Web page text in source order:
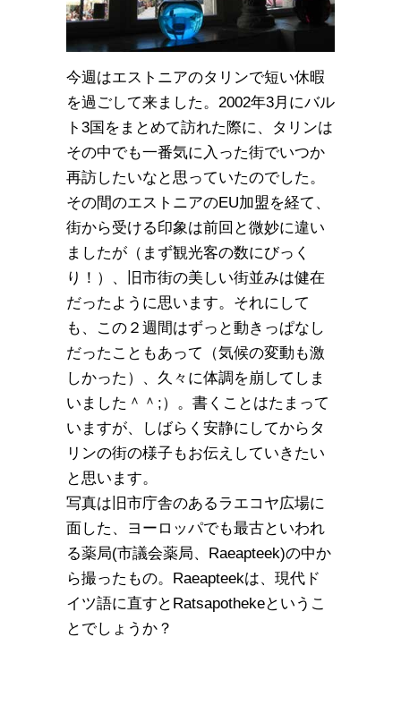
今週はエストニアのタリンで短い休暇
を過ごして来ました。2002年3月にバル
ト3国をまとめて訪れた際に、タリンは
その中でも一番気に入った街でいつか
再訪したいなと思っていたのでした。
その間のエストニアのEU加盟を経て、
街から受ける印象は前回と微妙に違い
ましたが（まず観光客の数にびっく
り！）、旧市街の美しい街並みは健在
だったように思います。それにして
も、この２週間はずっと動きっぱなし
だったこともあって（気候の変動も激
しかった）、久々に体調を崩してしま
いました＾＾;）。書くことはたまって
いますが、しばらく安静にしてからタ
リンの街の様子もお伝えしていきたい
と思います。
写真は旧市庁舎のあるラエコヤ広場に
面した、ヨーロッパでも最古といわれ
る薬局(市議会薬局、Raeapteek)の中か
ら撮ったもの。Raeapteekは、現代ド
イツ語に直すとRatsapothekeというこ
とでしょうか？